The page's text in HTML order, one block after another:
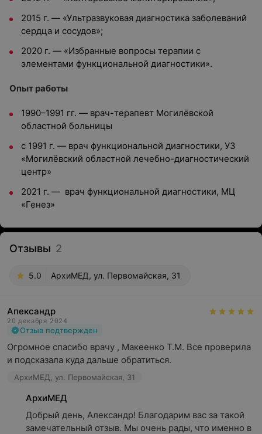
2015 г. — «Ультразвуковая диагностика заболеваний
сердца и сосудов»;
2020 г. — «Избранные вопросы терапии с
элементами функциональной диагностики».
Опыт работы
1990–1991 гг. — врач-терапевт Могилёвской
областной больницы
с 1991 г. — врач функциональной диагностики, УЗ
«Могилёвский областной лечебно-диагностический
центр»
2021 г. — врач функциональной диагностики, МЦ
«Генез»
Отзывы 2
5.0 АрхиМЕД, ул. Первомайская, 31
Апександр
20 декабря 2024
Отзыв подтвержден
Огромное спасибо врачу , Макеенко Т.М. Все проверила
и подсказала куда дальше обратиться.
АрхиМЕД, ул. Первомайская, 31
АрхиМЕД
Добрый день, Александр! Благодарим вас за такой
замечательный отзыв. Мы очень рады, что именно в